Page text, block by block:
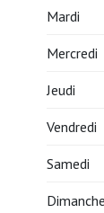
Mardi
Mercredi
Jeudi
Vendredi
Samedi
Dimanche